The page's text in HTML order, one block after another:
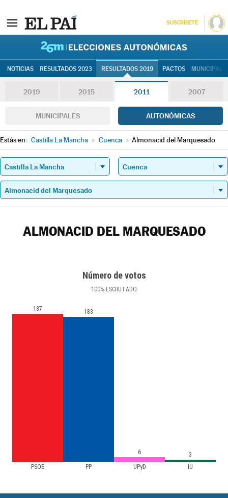
SUSCRÍBETE
NOTICIAS RESULTADOS 2023 RESULTADOS 2019 PACTOS
2019 2015 2011 2007
MUNICIPALES AUTONÓMICAS
Estás en: Castilla La Mancha » Cuenca » Almonacid del Marquesado
ALMONACID DEL MARQUESADO
Número de votos
100% ESCRUTADO
PSOE PP UPyD IU
187 183
6 3